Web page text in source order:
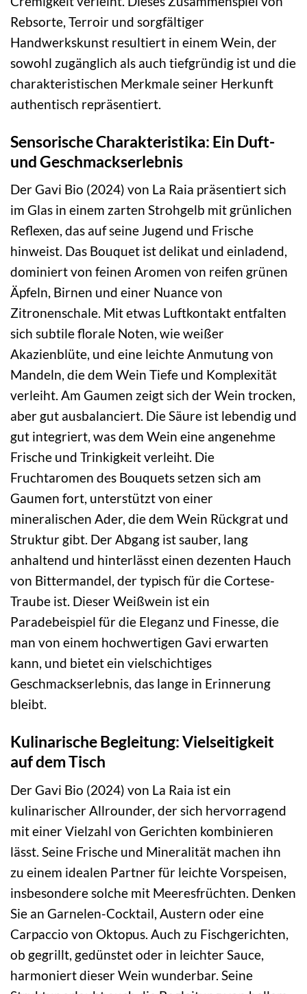
Rebsorte, Terroir und sorgfältiger
Handwerkskunst resultiert in einem Wein, der
sowohl zugänglich als auch tiefgründig ist und die
charakteristischen Merkmale seiner Herkunft
authentisch repräsentiert.
Sensorische Charakteristika: Ein Duft-
und Geschmackserlebnis
Der Gavi Bio (2024) von La Raia präsentiert sich
im Glas in einem zarten Strohgelb mit grünlichen
Reflexen, das auf seine Jugend und Frische
hinweist. Das Bouquet ist delikat und einladend,
dominiert von feinen Aromen von reifen grünen
Äpfeln, Birnen und einer Nuance von
Zitronenschale. Mit etwas Luftkontakt entfalten
sich subtile florale Noten, wie weißer
Akazienblüte, und eine leichte Anmutung von
Mandeln, die dem Wein Tiefe und Komplexität
verleiht. Am Gaumen zeigt sich der Wein trocken,
aber gut ausbalanciert. Die Säure ist lebendig und
gut integriert, was dem Wein eine angenehme
Frische und Trinkigkeit verleiht. Die
Fruchtaromen des Bouquets setzen sich am
Gaumen fort, unterstützt von einer
mineralischen Ader, die dem Wein Rückgrat und
Struktur gibt. Der Abgang ist sauber, lang
anhaltend und hinterlässt einen dezenten Hauch
von Bittermandel, der typisch für die Cortese-
Traube ist. Dieser Weißwein ist ein
Paradebeispiel für die Eleganz und Finesse, die
man von einem hochwertigen Gavi erwarten
kann, und bietet ein vielschichtiges
Geschmackserlebnis, das lange in Erinnerung
bleibt.
Kulinarische Begleitung: Vielseitigkeit
auf dem Tisch
Der Gavi Bio (2024) von La Raia ist ein
kulinarischer Allrounder, der sich hervorragend
mit einer Vielzahl von Gerichten kombinieren
lässt. Seine Frische und Mineralität machen ihn
zu einem idealen Partner für leichte Vorspeisen,
insbesondere solche mit Meeresfrüchten. Denken
Sie an Garnelen-Cocktail, Austern oder eine
Carpaccio von Oktopus. Auch zu Fischgerichten,
ob gegrillt, gedünstet oder in leichter Sauce,
harmoniert dieser Wein wunderbar. Seine